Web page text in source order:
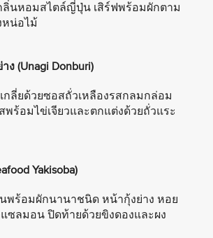
นหอมสไตล์ญี่ปุ่น เสิร์ฟพร้อมผักตาม
หน่อไม้
(Unagi Donburi)
กลี่ยด้วยซอสถั่วเหลืองรสกลมกล่อม
พร้อมไข่เจียวและตกแต่งด้วยถั่วแระ
Yakisoba)
ร้อมผักนานาชนิด หน้ากุ้งย่าง หอย
ซลมอน ปิดท้ายด้วยขิงดองและผง